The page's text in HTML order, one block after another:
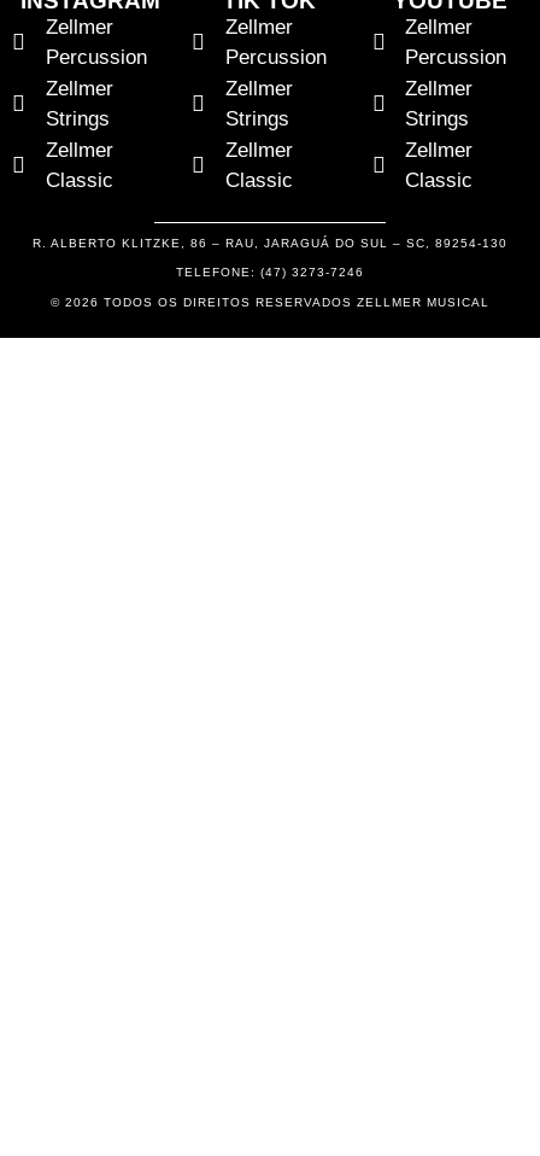
Zellmer
Percussion
Zellmer
Strings
Zellmer
Classic
Zellmer
Percussion
Zellmer
Strings
Zellmer
Classic
Zellmer
Percussion
Zellmer
Strings
Zellmer
Classic
R. ALBERTO KLITZKE, 86 – RAU, JARAGUÁ DO SUL – SC, 89254-130
TELEFONE: (47) 3273-7246
© 2026 TODOS OS DIREITOS RESERVADOS ZELLMER MUSICAL